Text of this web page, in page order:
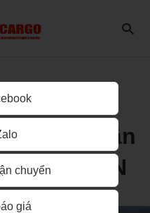
từ sân
bay ICN
chuyển
giá